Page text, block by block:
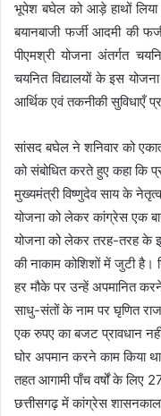
भूपेश बघेल को आड़े हाथों
बयानबाजी फर्जी आदमी की
पीएमश्री योजना अंतर्गत
चयनित विद्यालयों के इस
आर्थिक एवं तकनीकी सुविधाएँ
सांसद बघेल ने शनिवार को
को संबोधित करते हुए कहा कि
मुख्यमंत्री विष्णुदेव साय के
योजना को लेकर कांग्रेस एक
योजना को लेकर तरह-तरह के
की नाकाम कोशिशों में जुटी
हर मौके पर उन्हें अपमानित
साधु-संतों के नाम पर घृणित
एक रुपए का बजट प्रावधान
घोर अपमान करने काम किया
तहत आगामी पाँच वर्षों के लिए
छत्तीसगढ़ में कांग्रेस